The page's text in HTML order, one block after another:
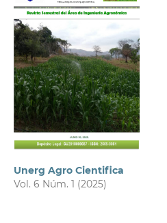
Unerg Agro Cientifica
Vol. 6 Núm. 1 (2025)